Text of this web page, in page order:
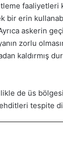
faaliyetleri
bir erin
askerin
zorlu
kaldırmış
de üs
tespite